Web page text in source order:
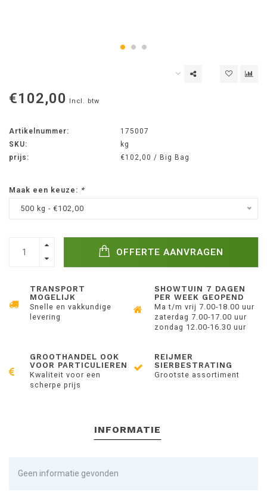
€102,00 Incl. btw
Artikelnummer:
175007
SKU:
kg
prijs:
€102,00 / Big Bag
Maak een keuze: *
500 kg - €102,00
OFFERTE AANVRAGEN
TRANSPORT
MOGELIJK
Snelle en vakkundige
levering
SHOWTUIN 7 DAGEN
PER WEEK GEOPEND
Ma t/m vrij 7.00-18.00 uur
zaterdag 7.00-17.00 uur
zondag 12.00-16.30 uur
GROOTHANDEL OOK
VOOR PARTICULIEREN
Kwaliteit voor een
scherpe prijs
REIJMER
SIERBESTRATING
Grootste assortiment
INFORMATIE
Geen informatie gevonden